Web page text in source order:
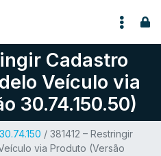
Cadastro
Veículo via
30.74.150.50)
/ 381412 – Restringir
via Produto (Versão